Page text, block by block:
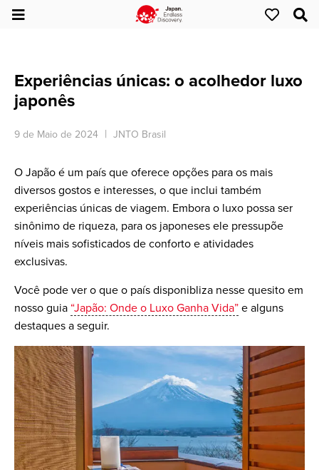
Experiências únicas: o acolhedor luxo
japonês
9 de Maio de 2024 JNTO Brasil
O Japão é um país que oferece opções para os mais
diversos gostos e interesses, o que inclui também
experiências únicas de viagem. Embora o luxo possa ser
sinônimo de riqueza, para os japoneses ele pressupõe
níveis mais sofisticados de conforto e atividades
exclusivas.
Você pode ver o que o país disponibliza nesse quesito em
nosso guia “Japão: Onde o Luxo Ganha Vida” e alguns
destaques a seguir.